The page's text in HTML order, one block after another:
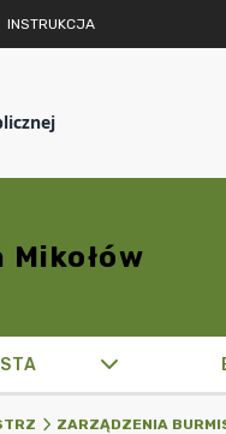
INSTRUKCJA
ZARZĄDZENIA